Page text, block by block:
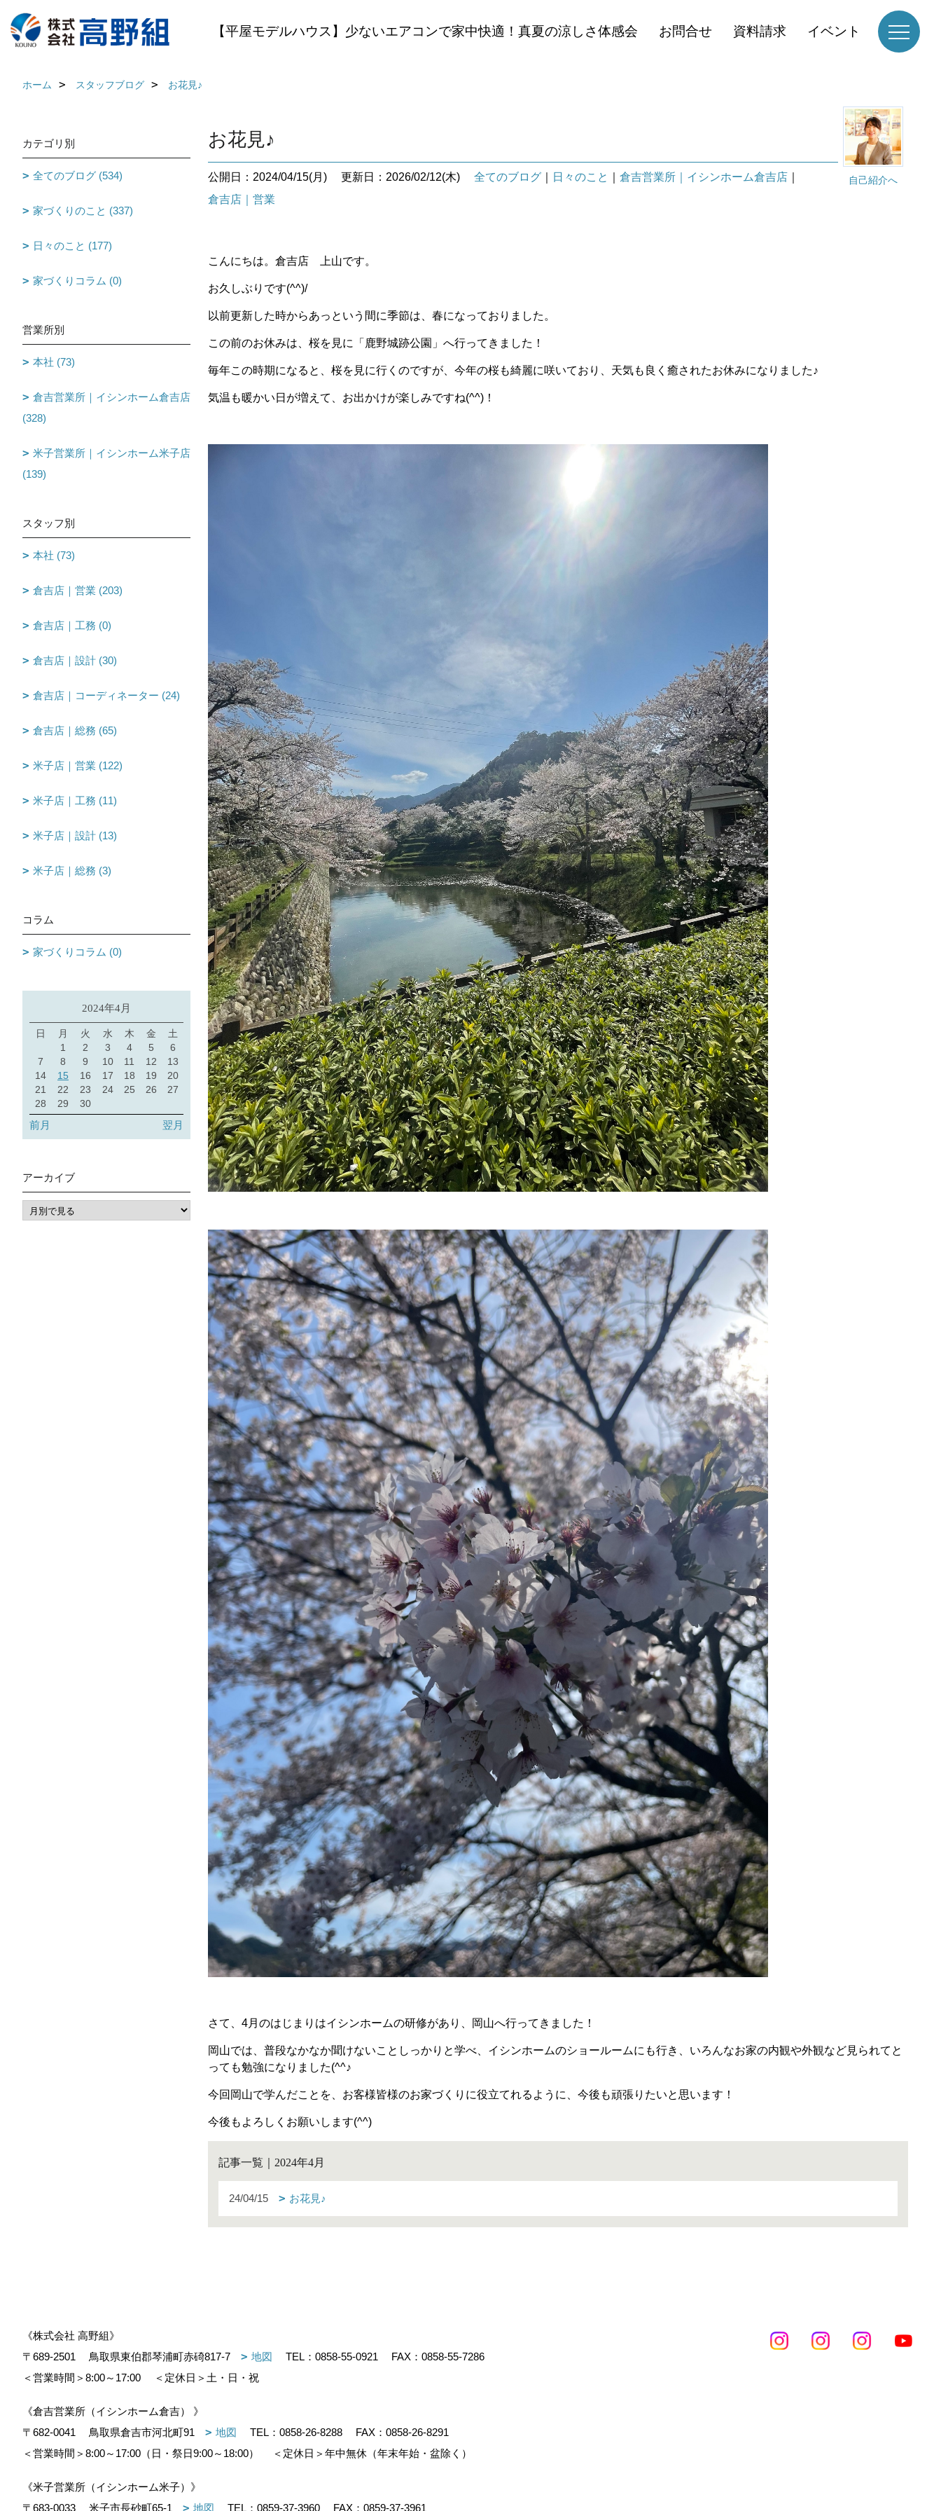
【平屋モデルハウス】少ないエアコンで家中快適！真夏の涼しさ体感会 お問合せ 資料請求 イベント
ホーム スタッフブログ お花見♪
自己紹介へ
お花見♪
公開日：2024/04/15(月) 更新日：2026/02/12(木) 全てのブログ 日々のこと 倉吉営業所｜イシンホーム倉吉店
倉吉店｜営業
こんにちは。倉吉店 上山です。
お久しぶりです(^^)/
以前更新した時からあっという間に季節は、春になっておりました。
この前のお休みは、桜を見に「鹿野城跡公園」へ行ってきました！
毎年この時期になると、桜を見に行くのですが、今年の桜も綺麗に咲いており、天気も良く癒されたお休みになりました♪
気温も暖かい日が増えて、お出かけが楽しみですね(^^) ！
さて、 4月のはじまりはイシンホームの研修があり、岡山へ行ってきました！
岡山では、普段なかなか聞けないことしっかりと学べ、イシンホームのショールームにも行き、いろんなお家の内観や外観など見られてと
っても勉強になりました(^^♪
今回岡山で学んだことを、お客様皆様のお家づくりに役立てれるように、今後も頑張りたいと思います！
今後もよろしくお願いします(^^)
記事一覧｜2024年4月
24/04/15 お花見♪
カテゴリ別
全てのブログ (534)
家づくりのこと (337)
日々のこと (177)
家づくりコラム (0)
営業所別
本社 (73)
倉吉営業所｜イシンホーム倉吉店
(328)
米子営業所｜イシンホーム米子店
(139)
スタッフ別
本社 (73)
倉吉店｜営業 (203)
倉吉店｜工務 (0)
倉吉店｜設計 (30)
倉吉店｜コーディネーター (24)
倉吉店｜総務 (65)
米子店｜営業 (122)
米子店｜工務 (11)
米子店｜設計 (13)
米子店｜総務 (3)
コラム
家づくりコラム (0)
2024年4月
日 月 火 水 木 金
土
1
2 3 4 5
6
7
8 9 10 11 12
13
14
15 16 17 18 19
20
21
22 23 24 25 26
27
28
29 30
前月 翌月
アーカイブ
《株式会社 高野組》
〒689-2501
鳥取県東伯郡琴浦町赤碕817-7 地図 TEL： 0858-55-0921
FAX：0858-55-7286
＜営業時間＞8:00～17:00
＜定休日＞土・日・祝
《倉吉営業所（イシンホーム倉吉） 》
〒682-0041
鳥取県倉吉市河北町91 地図 TEL： 0858-26-8288
FAX：0858-26-8291
＜営業時間＞8:00～17:00（日・祭日9:00～18:00）
＜定休日＞年中無休（年末年始・盆除く）
《米子営業所（イシンホーム米子）》
〒683-0033
米子市長砂町65-1 地図 TEL： 0859-37-3960 FAX：0859-37-3961